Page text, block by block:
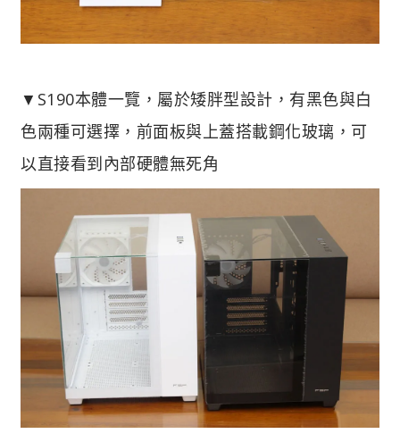
▼S190本體一覽，屬於矮胖型設計，有黑色與白
色兩種可選擇，前面板與上蓋搭載鋼化玻璃，可
以直接看到內部硬體無死角